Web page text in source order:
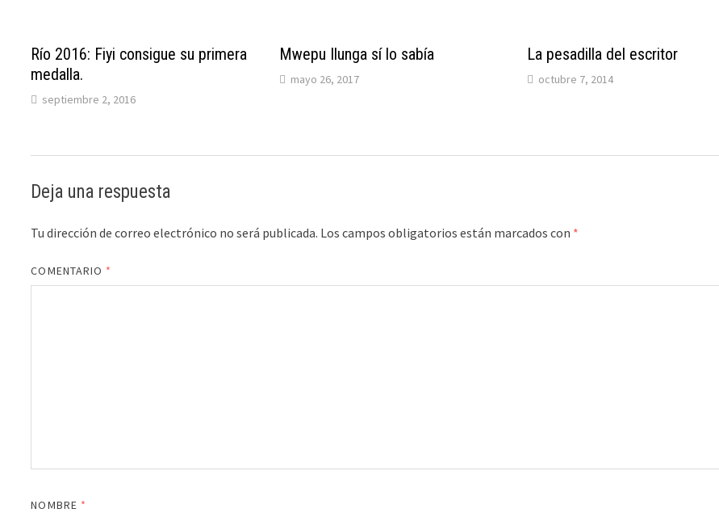
Río 2016: Fiyi consigue su primera
medalla.
septiembre 2, 2016
Mwepu Ilunga sí lo sabía
mayo 26, 2017
La pesadilla del escritor
octubre 7, 2014
Deja una respuesta
Tu dirección de correo electrónico no será publicada. Los campos obligatorios están marcados con *
COMENTARIO *
NOMBRE *